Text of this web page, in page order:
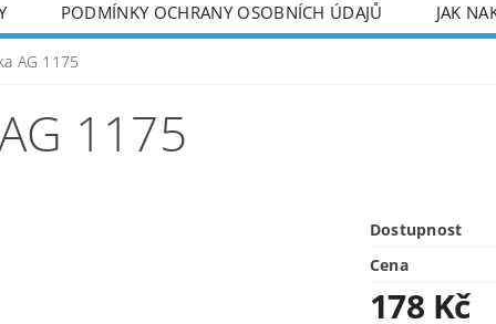
PODMÍNKY OCHRANY OSOBNÍCH ÚDAJŮ
JAK
AKUMULÁTOROVÉ NÁŘADÍ
RUČNÍ NÁŘADÍ
AG 1175
1175
Dostupnost
Cena
178 Kč